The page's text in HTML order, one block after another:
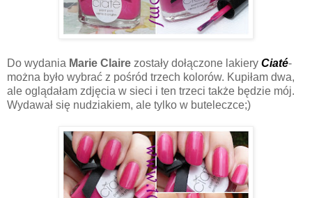
Do wydania Marie Claire zostały dołączone lakiery Ciaté-
można było wybrać z pośród trzech kolorów. Kupiłam dwa,
ale oglądałam zdjęcia w sieci i ten trzeci także będzie mój.
Wydawał się nudziakiem, ale tylko w buteleczce;)